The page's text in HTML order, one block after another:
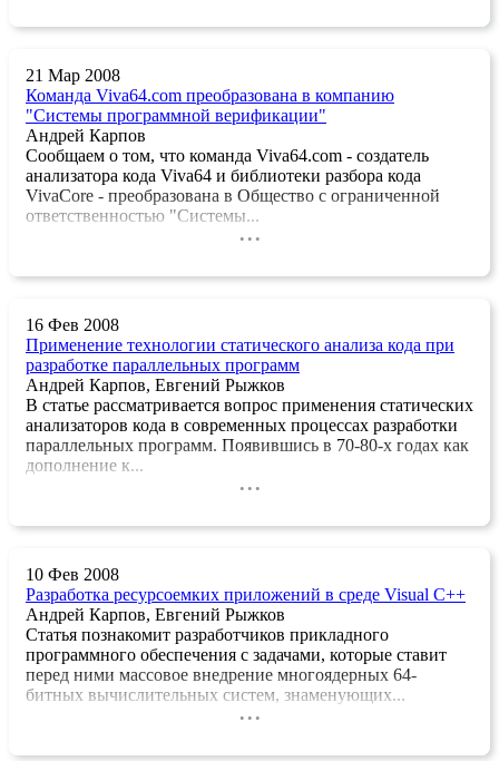
21 Мар 2008
Команда Viva64.com преобразована в компанию
"Системы программной верификации"
Андрей Карпов
Сообщаем о том, что команда Viva64.com - создатель
анализатора кода Viva64 и библиотеки разбора кода
VivaCore - преобразована в Общество с ограниченной
ответственностью "Системы...
...
16 Фев 2008
Применение технологии статического анализа кода при
разработке параллельных программ
Андрей Карпов, Евгений Рыжков
В статье рассматривается вопрос применения статических
анализаторов кода в современных процессах разработки
параллельных программ. Появившись в 70-80-х годах как
дополнение к...
...
10 Фев 2008
Разработка ресурсоемких приложений в среде Visual C++
Андрей Карпов, Евгений Рыжков
Статья познакомит разработчиков прикладного
программного обеспечения с задачами, которые ставит
перед ними массовое внедрение многоядерных 64-
битных вычислительных систем, знаменующих...
...